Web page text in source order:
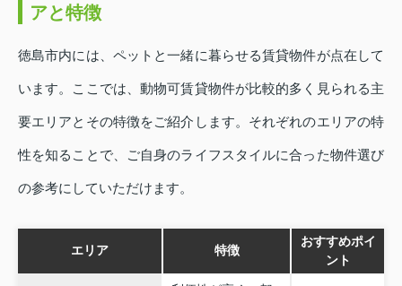
アと特徴
徳島市内には、ペットと一緒に暮らせる賃貸物件が点在して
います。ここでは、動物可賃貸物件が比較的多く見られる主
要エリアとその特徴をご紹介します。それぞれのエリアの特
性を知ることで、ご自身のライフスタイルに合った物件選び
の参考にしていただけます。
エリア 特徴
おすすめポイ
ント